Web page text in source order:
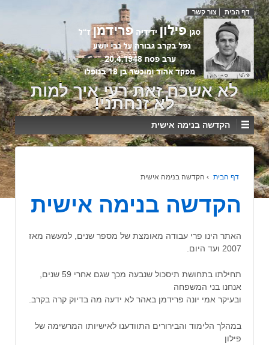
דף הבית צור קשר
לא אשכח זאת רעי איך למות
לא זנחתני!
הקדשה בנימה אישית
דף הבית › הקדשה בנימה אישית
הקדשה בנימה אישית
האתר הינו פרי עבודה מאומצת של מספר שנים, למעשה מאז
2007 ועד היום.
תחילתו בתחושת תיסכול שנבעה מכך שגם אחרי 59 שנים,
אנחנו בני המשפחה
ובעיקר אמי יונה פרידמן באהר לא ידעה מה בדיוק קרה בקרב.
במהלך הלימוד והבירורים התוודענו לאישיותו המרשימה של
פילון